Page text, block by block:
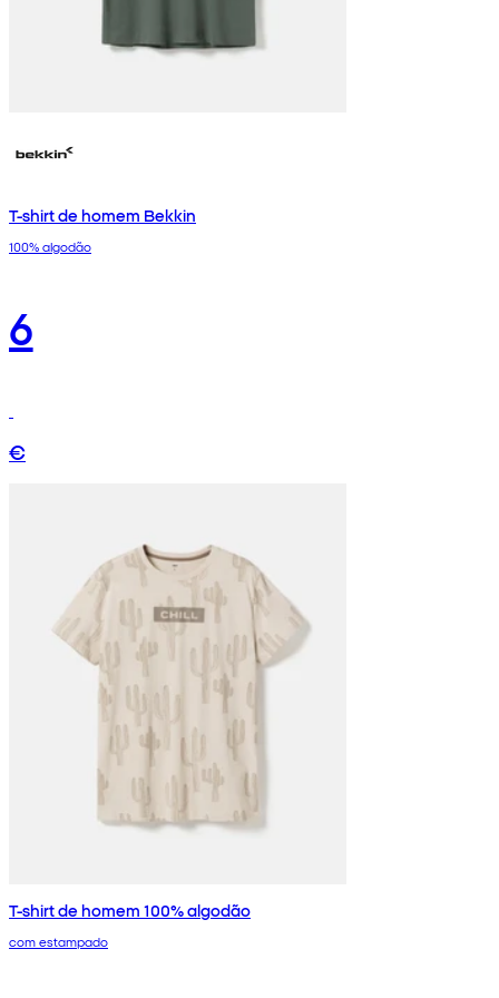
T-shirt de homem Bekkin
100% algodão
6
€
T-shirt de homem 100% algodão
com estampado